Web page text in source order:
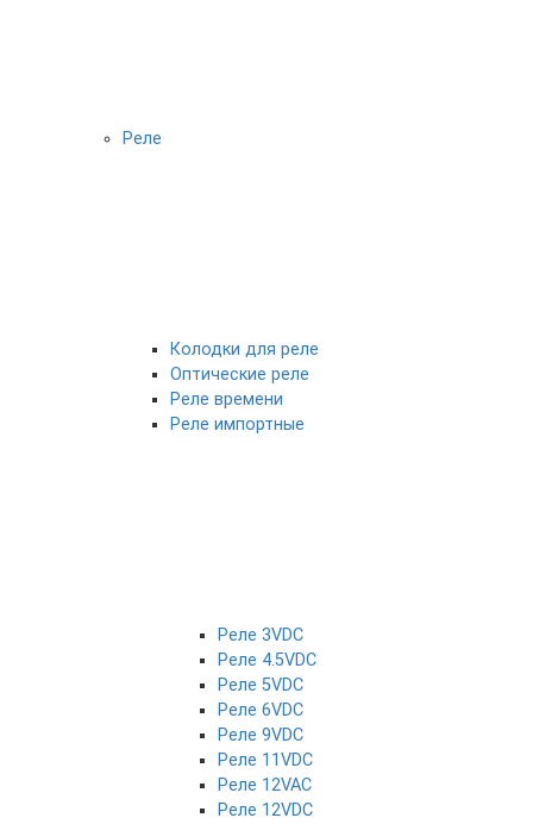
Реле
Колодки для реле
Оптические реле
Реле времени
Реле импортные
Реле 3VDC
Реле 4.5VDC
Реле 5VDC
Реле 6VDC
Реле 9VDC
Реле 11VDC
Реле 12VAC
Реле 12VDC